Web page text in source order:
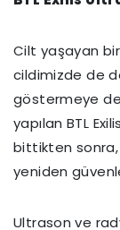
Cilt yaşayan bir
cildimizde de
göstermeye
yapılan BTL
bittikten sonra,
yeniden
Ultrason ve